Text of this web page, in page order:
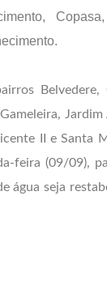
Belvedere,
II e Santa
feira (09/09),
água seja